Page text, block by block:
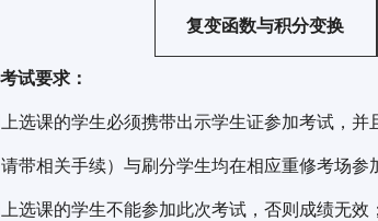
复变函数与积分变换
试要求：
选课的学生必须携带出示学生证参加考试，
带相关手续）与刷分学生均在相应重修考场参
选课的学生不能参加此次考试，否则成绩无效；